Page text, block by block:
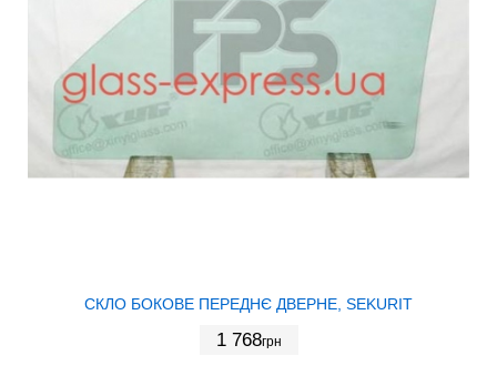
СКЛО БОКОВЕ ПЕРЕДНЄ ДВЕРНЕ, SEKURIT
1 768грн